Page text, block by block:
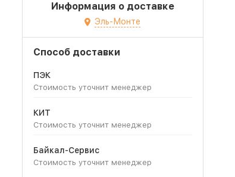
Информация о доставке
Эль-Монте
Способ доставки
ПЭК
Стоимость уточнит менеджер
КИТ
Стоимость уточнит менеджер
Байкал-Сервис
Стоимость уточнит менеджер